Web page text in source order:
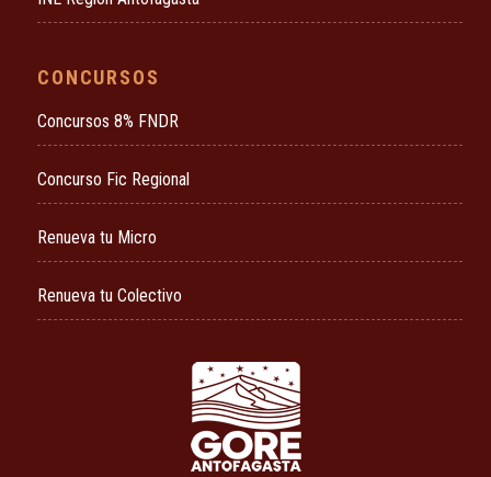
CONCURSOS
Concursos 8% FNDR
Concurso Fic Regional
Renueva tu Micro
Renueva tu Colectivo